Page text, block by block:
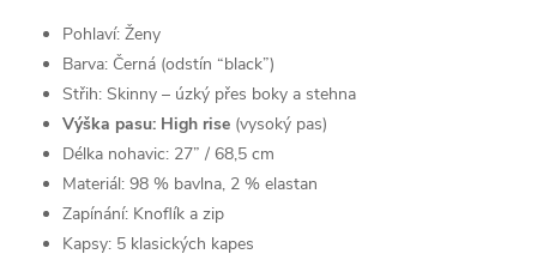
Pohlaví: Ženy
Barva: Černá (odstín “black”)
Střih: Skinny – úzký přes boky a stehna
Výška pasu: High rise (vysoký pas)
Délka nohavic: 27” / 68,5 cm
Materiál: 98 % bavlna, 2 % elastan
Zapínání: Knoflík a zip
Kapsy: 5 klasických kapes